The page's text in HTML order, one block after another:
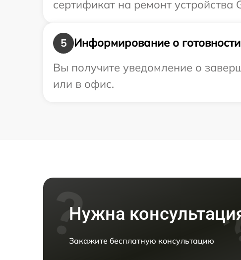
сертификат на ремонт
5
Информирование о готовности
Вы получите уведомление о
или в офис.
Нужна
Закажите бесплатную консультацию